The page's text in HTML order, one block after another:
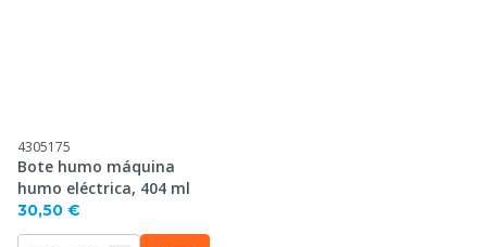
4305175
Bote humo máquina
humo eléctrica, 404 ml
30,50 €